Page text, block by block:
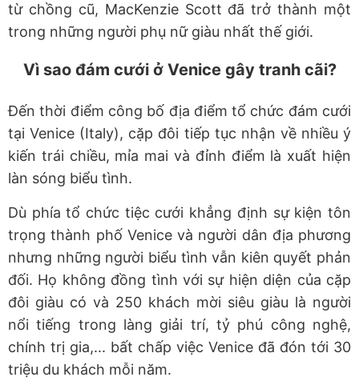
từ chồng cũ, MacKenzie Scott đã trở thành một
trong những người phụ nữ giàu nhất thế giới.
Vì sao đám cưới ở Venice gây tranh cãi?
Đến thời điểm công bố địa điểm tổ chức đám cưới
tại Venice (Italy), cặp đôi tiếp tục nhận về nhiều ý
kiến trái chiều, mỉa mai và đỉnh điểm là xuất hiện
làn sóng biểu tình.
Dù phía tổ chức tiệc cưới khẳng định sự kiện tôn
trọng thành phố Venice và người dân địa phương
nhưng những người biểu tình vẫn kiên quyết phản
đối. Họ không đồng tình với sự hiện diện của cặp
đôi giàu có và 250 khách mời siêu giàu là người
nổi tiếng trong làng giải trí, tỷ phú công nghệ,
chính trị gia,... bất chấp việc Venice đã đón tới 30
triệu du khách mỗi năm.